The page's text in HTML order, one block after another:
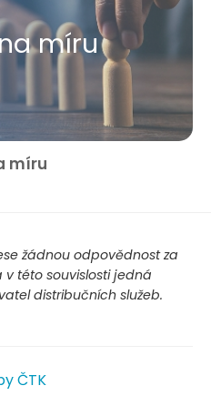
míru
míru
žádnou odpovědnost za
této souvislosti jedná
distribučních služeb.
ČTK